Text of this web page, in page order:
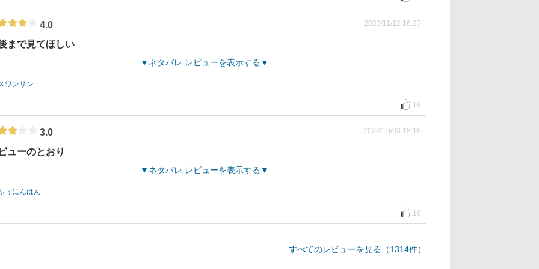
4.0 2023/11/12 16:27
まで見てほしい
ネタバレ レビューを表示する
ワンサン
19
3.0 2022/10/03 18:18
ューのとおり
ネタバレ レビューを表示する
ぅにんはん
16
すべてのレビューを見る（1314件）